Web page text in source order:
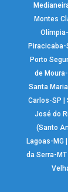
Montes
Piracicaba-
Porto
de
Santa
Carlos-SP |
José do
(Santo
Lagoas-MG
da Serra-MT